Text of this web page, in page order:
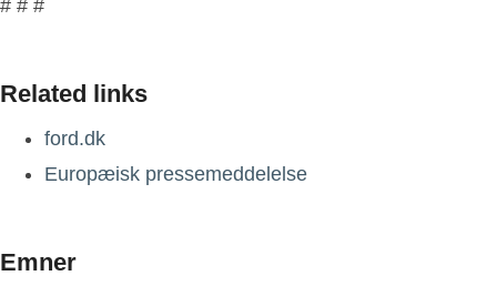
# # #
Related links
ford.dk
Europæisk pressemeddelelse
Emner